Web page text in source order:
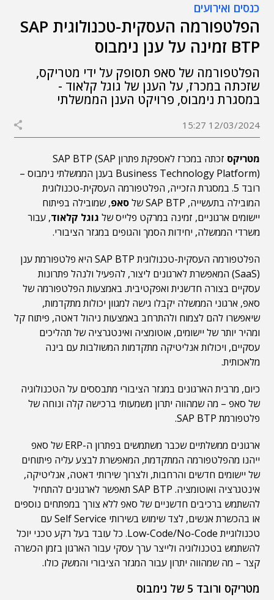
כנסים ואירועים
הפלטפורמה העסקית-טכנולוגית SAP
BTP זמינה על ענן נימבוס
הפלטפורמה של סאפ תסופק על ידי מטריקס,
שזכתה במכרז, על הענן של גוגל קלאוד -
במסגרת נימבוס, פרויקט הענן הממשלתי
12/03/2024 15:27
מטריקס
זכתה במכרז לאספקת פתרון SAP BTP (SAP
Business Technology Platform) בענן הממשלתי נימבוס –
רובד 5. במסגרת הזכייה, הפלטפורמה העסקית-טכנולוגית
המובילה בתעשייה, SAP BTP של
סאפ, שמובילה בפיתוח
יישומים ארגוניים, זמינה במרקט פלייס של גוגל קלאוד, עבור
משרדי הממשלה, יחידות הסמך והגופים במגזר הציבורי.
הפלטפורמה העסקית-טכנולוגית SAP BTP היא פלטפורמת ענן
(SaaS) המאפשרת לארגונים ליצור, להפעיל ולנהל פתרונות
עסקיים בצורה חדשנית ואפקטיבית. באמצעות הפלטפורמה של
סאפ, ארגוני הממשלה יקבלו גישה למגוון יכולות מתקדמות,
שיאפשרו להם לצמוח ולהתרחב באמצעות ניהול דאטה, פיתוח קל
ומהיר יותר של יישומים, אוטומציה ואינטגרציה של תהליכים
עסקיים, ויכולות אנליטיקה מתקדמות המשולבות עם בינה
מלאכותית.
כיום, מרבית הארגונים במגזר הציבורי מתבססים על הטכנולוגיה
של סאפ – מה שמהווה יתרון משמעותי ברכישה קלה ונוחה של
פלטפורמת SAP BTP.
ארגונים ממשלתיים שכבר משתמשים בפתרון ה-ERP של סאפ
ייהנו מהפלטפורמה המתקדמת, המאפשרת לבצע עליה פיתוחים
של יישומים חדשים והרחבות, ולצרוך שירותי דאטה, אנליטיקה,
אינטגרציה ואוטומציה. SAP BTP תאפשר לארגונים להתחיל
להשתמש ברכיבים חדשניים של סאפ ללא צורך במפתחים נוספים
או בהכשרת אנשים, לצד שימוש בשירותי Self Service עם
טכנולוגיית Low-Code/No-Code. כל עובד בעל רקע טכני יוכל
להשתמש בטכנולוגיה ולייצר ערך עסקי עבור הארגון בזמן הכשרה
קצר – מה שמהווה יתרון עבור המגזר הציבורי והמשק כולו.
מטריקס ורובד 5 של נימבוס